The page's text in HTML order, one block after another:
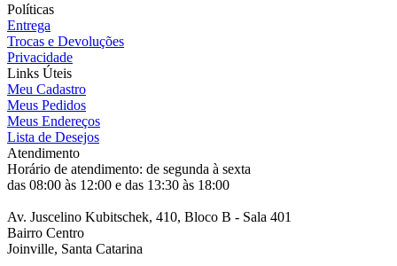
Políticas
Entrega
Trocas e Devoluções
Privacidade
Links Úteis
Meu Cadastro
Meus Pedidos
Meus Endereços
Lista de Desejos
Atendimento
Horário de atendimento: de segunda à sexta
das 08:00 às 12:00 e das 13:30 às 18:00
Av. Juscelino Kubitschek, 410, Bloco B - Sala 401
Bairro Centro
Joinville, Santa Catarina